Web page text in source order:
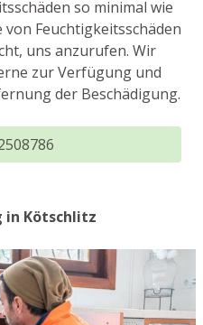
so minimal wie
von Feuchtigkeitsschäden
uns anzurufen. Wir
zur Verfügung und
der Beschädigung.
in Kötschlitz